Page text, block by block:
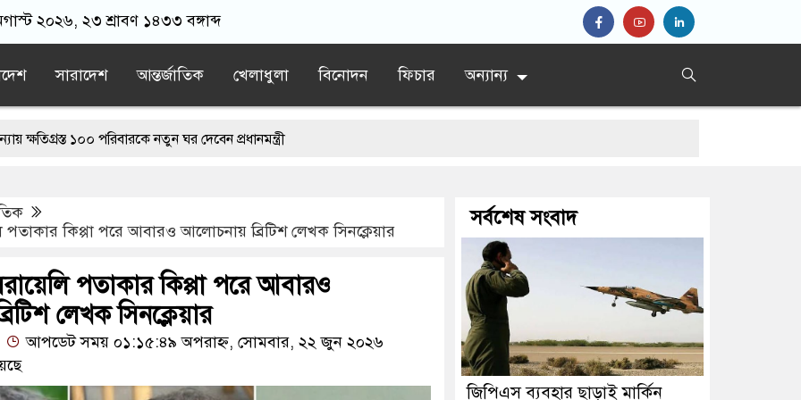
২০২৬, ২৩ শ্রাবণ ১৪৩৩ বঙ্গাব্দ
সারাদেশ আন্তর্জাতিক খেলাধুলা বিনোদন ফিচার অন্যান্য
পরিবারকে নতুন ঘর দেবেন প্রধানমন্ত্রী
জীবিত অবস্থায় নিজের চল্লিশার আয়োজন করলেন বৃদ্ধ
হতে পারে: ট্রাম্প
পতাকার কিপ্পা পরে আবারও আলোচনায় ব্রিটিশ লেখক সিনক্লেয়ার
পতাকার কিপ্পা পরে আবারও
লেখক সিনক্লেয়ার
আপডেট সময় ০১:১৫:৪৯ অপরাহ্ন, সোমবার, ২২ জুন ২০২৬
সর্বশেষ সংবাদ
জিপিএস ব্যবহার ছাড়াই মার্কিন